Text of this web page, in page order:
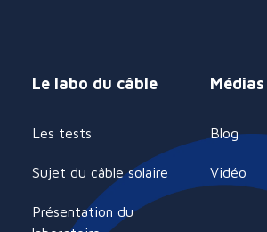
Le labo du câble
Les tests
Sujet du câble solaire
Présentation du
Médias
Blog
Vidéo